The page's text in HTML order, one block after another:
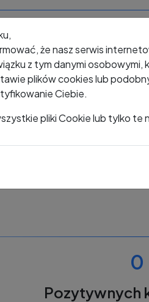
+48 486
0
Pozytywnych
że nasz serwis
z tym danymi osobowymi,
plików cookies lub
Ciebie.
pliki Cookie lub tylko te